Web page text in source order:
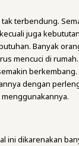
terbendung.
juga
Banyak
mencuci di
dengan
ini dikarenakan